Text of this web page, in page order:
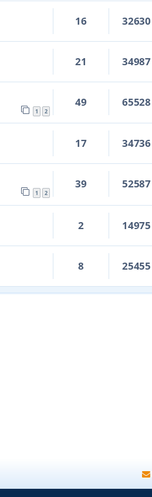
16 32630
21 34987
1 2
49 65528
17 34736
1 2
39 52587
2 14975
8 25455